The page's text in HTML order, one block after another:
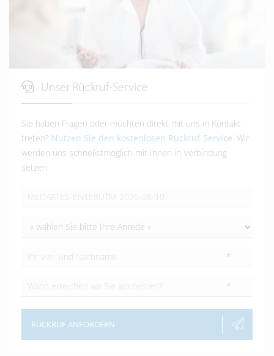
Unser Rückruf-Service
Sie haben Fragen oder möchten direkt mit uns in Kontakt
treten? Nutzen Sie den kostenlosen Rückruf-Service. Wir
werden uns schnellstmöglich mit Ihnen in Verbindung
setzen.
*
*
RÜCKRUF ANFORDERN